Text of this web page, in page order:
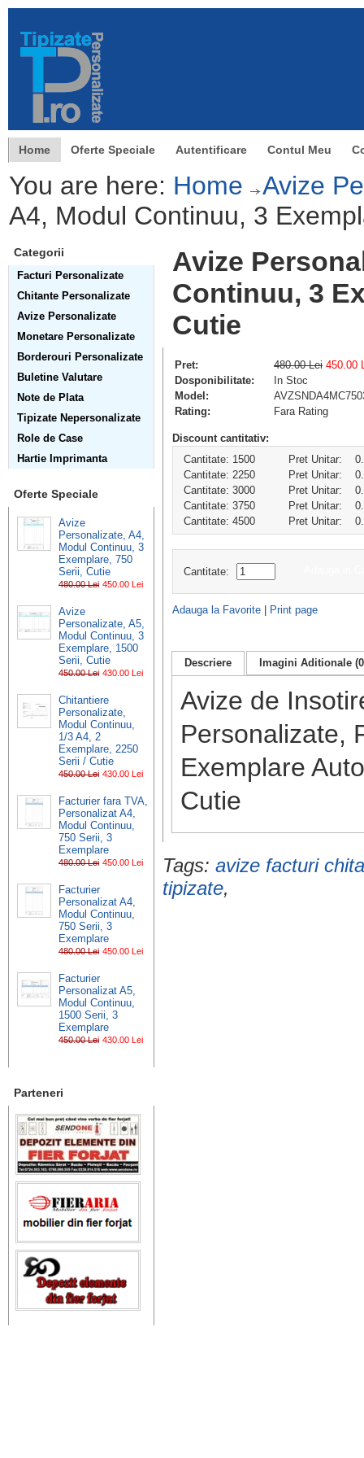
Home Oferte Speciale Autentificare Contul Meu
You are here: Home
Avize
A4, Modul Continuu, 3
Categorii
Facturi Personalizate
Chitante Personalizate
Avize Personalizate
Monetare Personalizate
Borderouri Personalizate
Buletine Valutare
Note de Plata
Tipizate Nepersonalizate
Role de Case
Hartie Imprimanta
Oferte Speciale
Avize
Personalizate, A4,
Modul Continuu, 3
Exemplare, 750
Serii, Cutie
480.00 Lei 450.00 Lei
Avize
Personalizate, A5,
Modul Continuu, 3
Exemplare, 1500
Serii, Cutie
450.00 Lei 430.00 Lei
Chitantiere
Personalizate,
Modul Continuu,
1/3 A4, 2
Exemplare, 2250
Serii / Cutie
450.00 Lei 430.00 Lei
Facturier fara TVA,
Personalizat A4,
Modul Continuu,
750 Serii, 3
Exemplare
480.00 Lei 450.00 Lei
Facturier
Personalizat A4,
Modul Continuu,
750 Serii, 3
Exemplare
480.00 Lei 450.00 Lei
Facturier
Personalizat A5,
Modul Continuu,
1500 Serii, 3
Exemplare
450.00 Lei 430.00 Lei
Parteneri
Avize
Continuu, 3
Cutie
Pret: 480.00 Lei 450.00
Dosponibilitate:
In Stoc
Model:
Rating:
Fara Rating
Discount cantitativ:
Cantitate: 1500
Pret Unitar:
Cantitate: 2250
Pret Unitar:
Cantitate: 3000
Pret Unitar:
Cantitate: 3750
Pret Unitar:
Cantitate: 4500
Pret Unitar:
Cantitate:
Adauga la Favorite Print page
Descriere Imagini Aditionale
Avize de
Personalizate,
Exemplare
Cutie
Tags: avize facturi
tipizate,